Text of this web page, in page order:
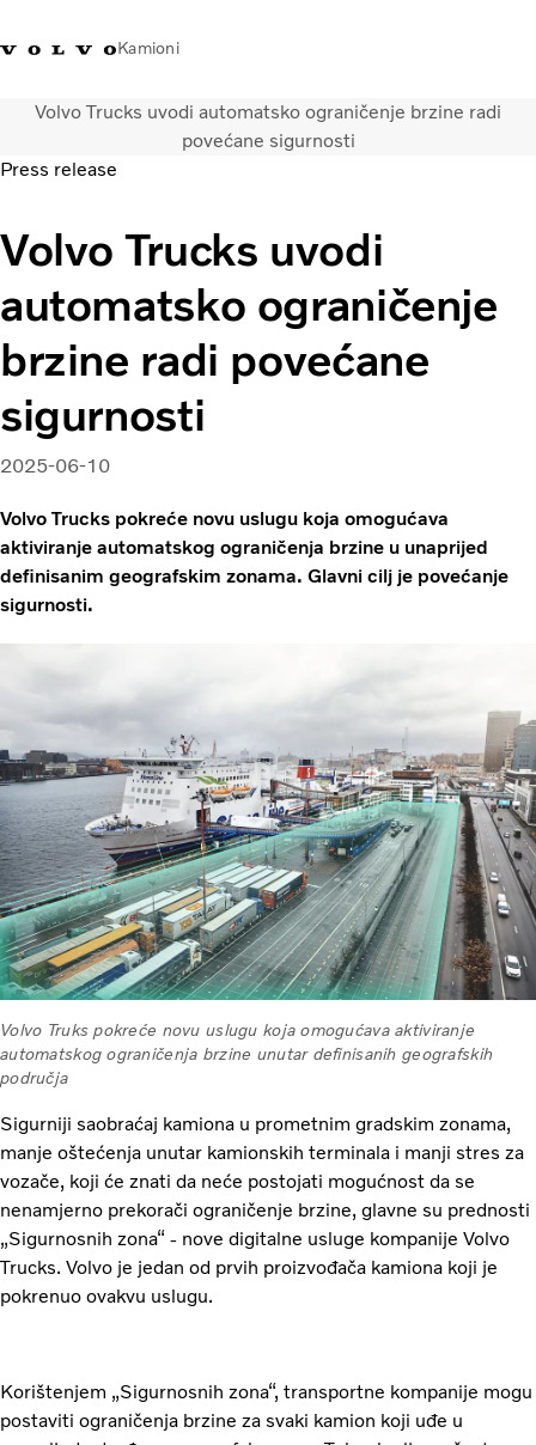
Kamioni
Volvo Trucks Bosna i
Prodavaonica Volvo Trucks
promo materijala
Prijava
Bosna I
Kamioni
Usluge
Lokator distributera
Vijesti
O nama
Volvo Truck Builder
Kontaktirajte nas
Volvo Trucks uvodi automatsko ograničenje brzine radi
povećane sigurnosti
Press release
Volvo Trucks uvodi
automatsko ograničenje
brzine radi povećane
sigurnosti
2025-06-10
Volvo Trucks pokreće novu uslugu koja omogućava
aktiviranje automatskog ograničenja brzine u unaprijed
definisanim geografskim zonama. Glavni cilj je povećanje
sigurnosti.
Volvo Truks pokreće novu uslugu koja omogućava aktiviranje
automatskog ograničenja brzine unutar definisanih geografskih
područja
Sigurniji saobraćaj kamiona u prometnim gradskim zonama,
manje oštećenja unutar kamionskih terminala i manji stres za
vozače, koji će znati da neće postojati mogućnost da se
nenamjerno prekorači ograničenje brzine, glavne su prednosti
„Sigurnosnih zona“ - nove digitalne usluge kompanije Volvo
Trucks. Volvo je jedan od prvih proizvođača kamiona koji je
pokrenuo ovakvu uslugu.
Korištenjem „Sigurnosnih zona“, transportne kompanije mogu
postaviti ograničenja brzine za svaki kamion koji uđe u